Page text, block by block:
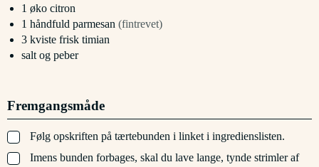
1 øko citron
1 håndfuld parmesan (fintrevet)
3 kviste frisk timian
salt og peber
Fremgangsmåde
▢
Følg opskriften på tærtebunden i linket i ingredienslisten.
▢
Imens bunden forbages, skal du lave lange, tynde strimler af